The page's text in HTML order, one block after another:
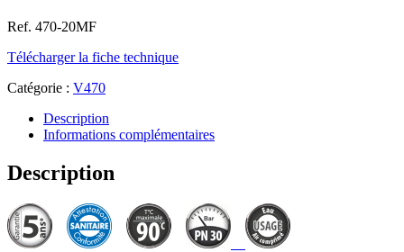
Ref. 470-20MF
Télécharger la fiche technique
Catégorie : V470
Description
Informations complémentaires
Description